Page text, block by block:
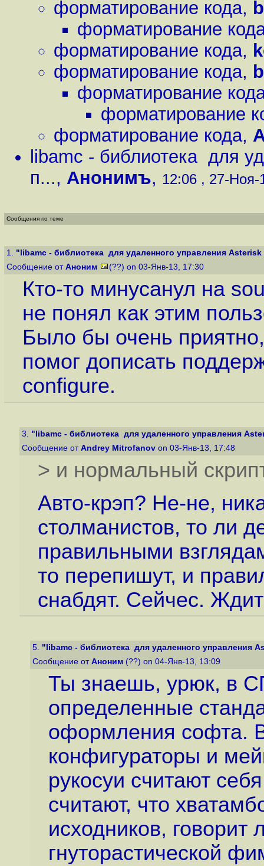
форматирование кода,
форматирование
форматирование кода,
форматирование кода,
форматирование
форматирование
форматирование кода,
libamc - библиотека для
п..., Анонимъ, 12:06 , 27-Ноя-
Сообщения по теме
1. "libamc - библиотека для удаленного управления Asterisk
Сообщение от Аноним (??) on 03-Янв-13, 17:30
Кто-то минусанул на
не понял как этим
Было бы очень
помог дописать
configure.
3. "libamc - библиотека для удаленного управления
Сообщение от Andrey Mitrofanov on 03-Янв-13, 17:48
> и нормальный
Авто-крэп? Не-не,
столманистов, то ли
правильными
то перепишут, и
снабдят. Сейчес.
5. "libamc - библиотека для удаленного управления
Сообщение от Аноним (??) on 04-Янв-13, 13:09
Ты знаешь, урюк, в
определенные
оформления софта.
конфигураторы и
рукосуи считают
считают, что
исходников, говорит
гнуторастической